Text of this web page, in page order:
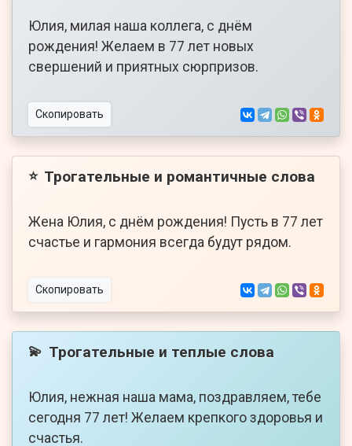
Юлия, милая наша коллега, с днём
рождения! Желаем в 77 лет новых
свершений и приятных сюрпризов.
Скопировать
⭐ Трогательные и романтичные слова
Жена Юлия, с днём рождения! Пусть в 77 лет
счастье и гармония всегда будут рядом.
Скопировать
💫 Трогательные и теплые слова
Юлия, нежная наша мама, поздравляем, тебе
сегодня 77 лет! Желаем крепкого здоровья и
счастья.